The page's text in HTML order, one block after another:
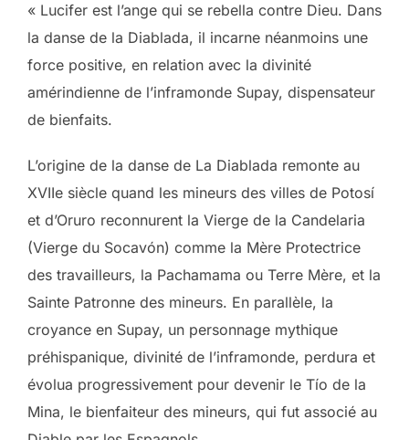
« Lucifer est l’ange qui se rebella contre Dieu. Dans
la danse de la Diablada, il incarne néanmoins une
force positive, en relation avec la divinité
amérindienne de l’inframonde Supay, dispensateur
de bienfaits.
L’origine de la danse de La Diablada remonte au
XVIIe siècle quand les mineurs des villes de Potosí
et d’Oruro reconnurent la Vierge de la Candelaria
(Vierge du Socavón) comme la Mère Protectrice
des travailleurs, la Pachamama ou Terre Mère, et la
Sainte Patronne des mineurs. En parallèle, la
croyance en Supay, un personnage mythique
préhispanique, divinité de l’inframonde, perdura et
évolua progressivement pour devenir le Tío de la
Mina, le bienfaiteur des mineurs, qui fut associé au